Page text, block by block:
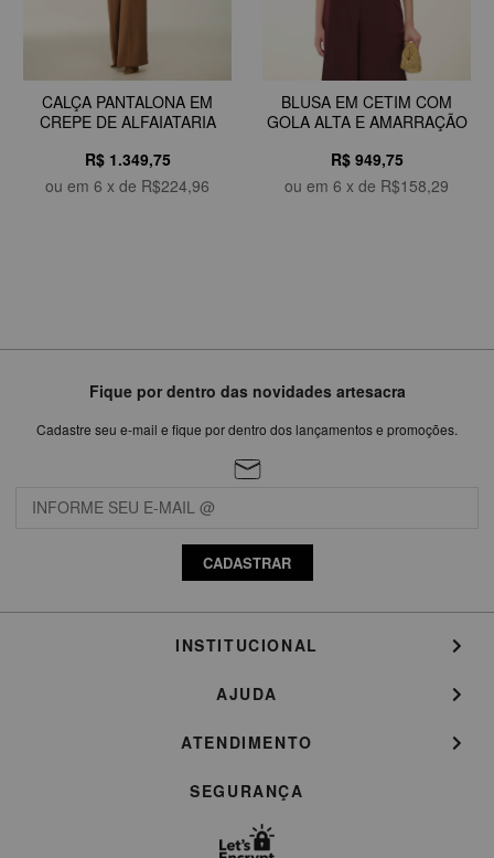
CALÇA PANTALONA EM
CREPE DE ALFAIATARIA
R$ 1.349,75
ou em 6 x de R$224,96
BLUSA EM CETIM COM
GOLA ALTA E AMARRAÇÃO
R$ 949,75
ou em 6 x de R$158,29
Fique por dentro das novidades artesacra
Cadastre seu e-mail e fique por dentro dos lançamentos e promoções.
CADASTRAR
INSTITUCIONAL
AJUDA
ATENDIMENTO
SEGURANÇA